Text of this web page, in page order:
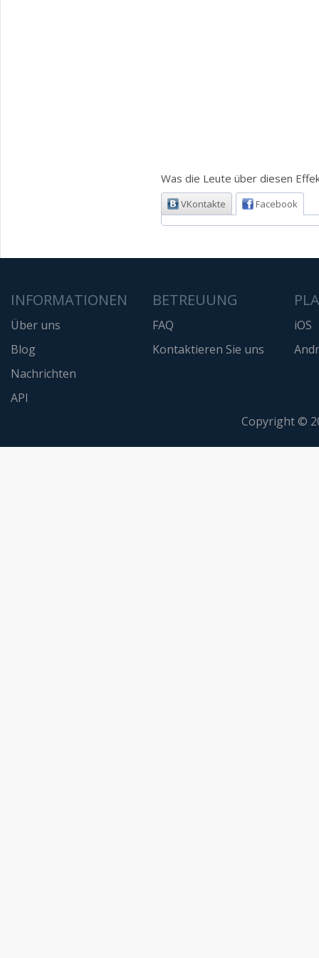
Was die Leute über diesen
VKontakte Facebook
INFORMATIONEN
Über uns
Blog
Nachrichten
API
BETREUUNG
FAQ
Kontaktieren Sie uns
iOS
Copyright ©